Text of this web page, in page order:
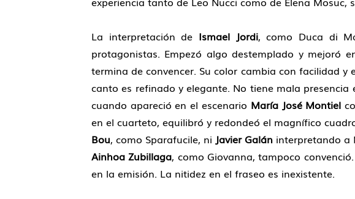
La interpretación de Ismael Jordi, como Duca di
protagonistas. Empezó algo destemplado y mejoró
termina de convencer. Su color cambia con facilidad
canto es refinado y elegante. No tiene mala
cuando apareció en el escenario María José Montiel
en el cuarteto, equilibró y redondeó el magnífico
Bou, como Sparafucile, ni Javier Galáninterpretando a
Ainhoa Zubillaga, como Giovanna, tampoco
en la emisión. La nitidez en el fraseo es inexistente.